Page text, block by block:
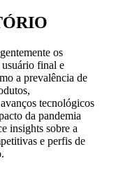
os
final e
a prevalência de
tecnológicos
da pandemia
insights sobre a
e perfis de